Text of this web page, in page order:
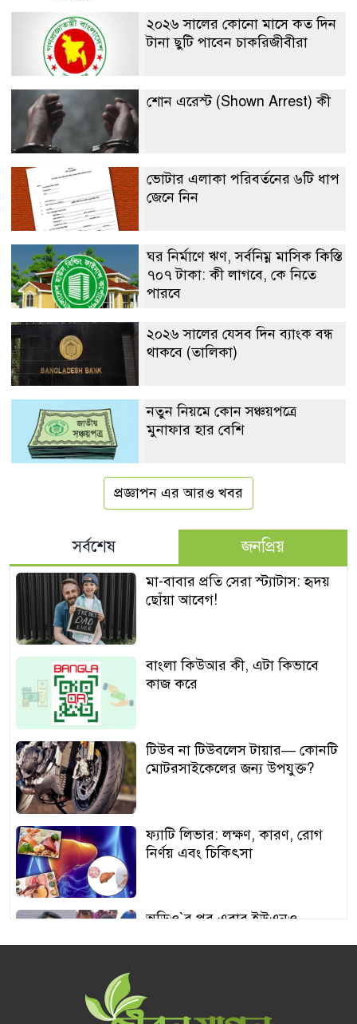
২০২৬ সালের কোনো মাসে কত দিন
টানা ছুটি পাবেন চাকরিজীবীরা
শোন এরেস্ট (Shown Arrest) কী
ভোটার এলাকা পরিবর্তনের ৬টি ধাপ
জেনে নিন
ঘর নির্মাণে ঋণ, সর্বনিম্ন মাসিক কিস্তি
৭০৭ টাকা: কী লাগবে, কে নিতে
পারবে
২০২৬ সালের যেসব দিন ব্যাংক বন্ধ
থাকবে (তালিকা)
নতুন নিয়মে কোন সঞ্চয়পত্রে
মুনাফার হার বেশি
প্রজ্ঞাপন এর আরও খবর
সর্বশেষ জনপ্রিয়
মা-বাবার প্রতি সেরা স্ট্যাটাস: হৃদয়
ছোঁয়া আবেগ!
বাংলা কিউআর কী, এটা কিভাবে
কাজ করে
টিউব না টিউবলেস টায়ার— কোনটি
মোটরসাইকেলের জন্য উপযুক্ত?
ফ্যাটি লিভার: লক্ষণ, কারণ, রোগ
নির্ণয় এবং চিকিৎসা
অডিও‍‍`র পর এবার ইউএনও
আঙুর চাষের স্বপ্ন শুরু ৩০ টাকায়,